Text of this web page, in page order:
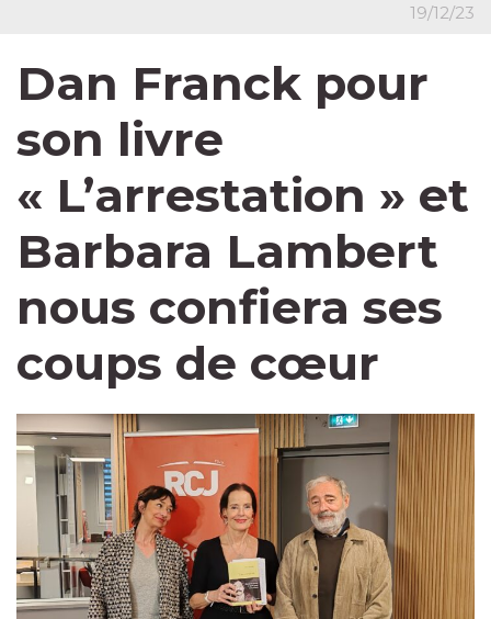
19/12/23
Dan Franck pour
son livre
« L’arrestation » et
Barbara Lambert
nous confiera ses
coups de cœur